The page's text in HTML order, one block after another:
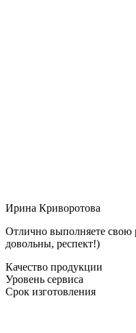
Ирина Криворотова
Отлично выполняете свою
довольны, респект!)
Качество продукции
Уровень сервиса
Срок изготовления